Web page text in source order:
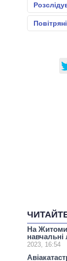
На
навчальні
2023, 16:54